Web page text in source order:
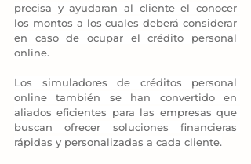
precisa y ayudaran al cliente el conocer
los montos a los cuales deberá considerar
en caso de ocupar el crédito personal
online.
Los simuladores de créditos personal
online también se han convertido en
aliados eficientes para las empresas que
buscan ofrecer soluciones financieras
rápidas y personalizadas a cada cliente.